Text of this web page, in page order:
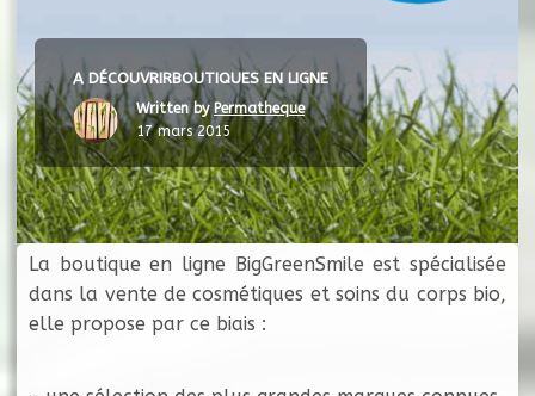
A DÉCOUVRIRBOUTIQUES EN LIGNE
Written by Permatheque
17 mars 2015
La boutique en ligne BigGreenSmile est spécialisée
dans la vente de cosmétiques et soins du corps bio,
elle propose par ce biais :